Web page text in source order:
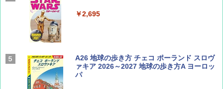
￥1,540
AIRLINE（エアライン）2026年9月号【特
集】ボーイング110周年を祝して！
￥2,695
A26 地球の歩き方 チェコ ポーランド スロヴ
ァキア 2026～2027 地球の歩き方A ヨーロッ
パ